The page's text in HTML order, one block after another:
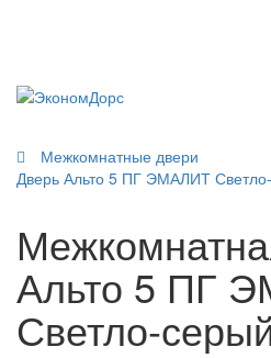
Межкомнатные двери
Дверь Альто 5 ПГ ЭМАЛИТ
Альто 5 ПГ
Светло-